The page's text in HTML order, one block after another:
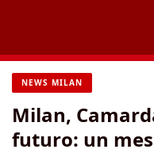
contenuto
NEWS MILAN
Milan,
futuro: un